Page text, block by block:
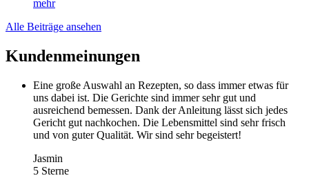
mehr
Alle Beiträge ansehen
Kundenmeinungen
Eine große Auswahl an Rezepten, so dass immer etwas für
uns dabei ist. Die Gerichte sind immer sehr gut und
ausreichend bemessen. Dank der Anleitung lässt sich jedes
Gericht gut nachkochen. Die Lebensmittel sind sehr frisch
und von guter Qualität. Wir sind sehr begeistert!
Jasmin
5 Sterne